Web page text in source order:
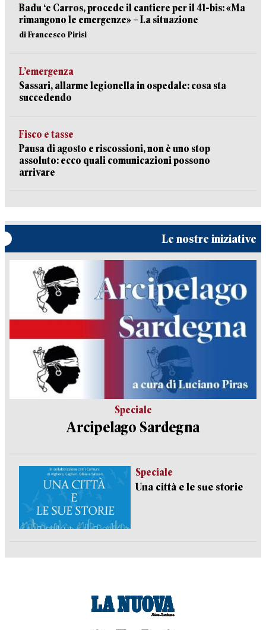
Badu ‘e Carros, procede il cantiere per il 41-bis: «Ma
rimangono le emergenze» – La situazione
di Francesco Pirisi
L’emergenza
Sassari, allarme legionella in ospedale: cosa sta
succedendo
Fisco e tasse
Pausa di agosto e riscossioni, non è uno stop
assoluto: ecco quali comunicazioni possono
arrivare
Le nostre iniziative
Speciale
Arcipelago Sardegna
Speciale
Una città e le sue storie